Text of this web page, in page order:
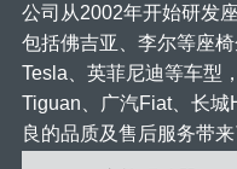
公司从2002年开始研发
包括佛吉亚、李尔等座
Tesla、英菲尼迪等车型
Tiguan、广汽Fiat、长
良的品质及售后服务带